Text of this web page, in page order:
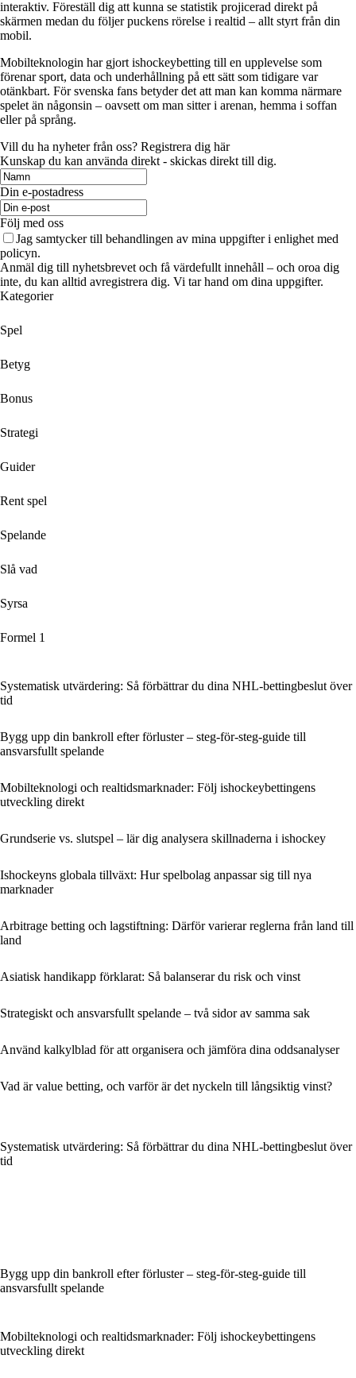
interaktiv. Föreställ dig att kunna se statistik projicerad direkt på
skärmen medan du följer puckens rörelse i realtid – allt styrt från din
mobil.
Mobilteknologin har gjort ishockeybetting till en upplevelse som
förenar sport, data och underhållning på ett sätt som tidigare var
otänkbart. För svenska fans betyder det att man kan komma närmare
spelet än någonsin – oavsett om man sitter i arenan, hemma i soffan
eller på språng.
Vill du ha nyheter från oss? Registrera dig här
Kunskap du kan använda direkt - skickas direkt till dig.
Din e-postadress
Följ med oss
Jag samtycker till behandlingen av mina uppgifter i enlighet med
policyn.
Anmäl dig till nyhetsbrevet och få värdefullt innehåll – och oroa dig
inte, du kan alltid avregistrera dig. Vi tar hand om dina uppgifter.
Kategorier
Spel
Betyg
Bonus
Strategi
Guider
Rent spel
Spelande
Slå vad
Syrsa
Formel 1
Systematisk utvärdering: Så förbättrar du dina NHL-bettingbeslut över
tid
Bygg upp din bankroll efter förluster – steg-för-steg-guide till
ansvarsfullt spelande
Mobilteknologi och realtidsmarknader: Följ ishockeybettingens
utveckling direkt
Grundserie vs. slutspel – lär dig analysera skillnaderna i ishockey
Ishockeyns globala tillväxt: Hur spelbolag anpassar sig till nya
marknader
Arbitrage betting och lagstiftning: Därför varierar reglerna från land till
land
Asiatisk handikapp förklarat: Så balanserar du risk och vinst
Strategiskt och ansvarsfullt spelande – två sidor av samma sak
Använd kalkylblad för att organisera och jämföra dina oddsanalyser
Vad är value betting, och varför är det nyckeln till långsiktig vinst?
Systematisk utvärdering: Så förbättrar du dina NHL-bettingbeslut över
tid
Bygg upp din bankroll efter förluster – steg-för-steg-guide till
ansvarsfullt spelande
Mobilteknologi och realtidsmarknader: Följ ishockeybettingens
utveckling direkt